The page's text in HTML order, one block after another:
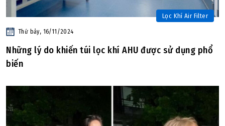
Lọc Khí Air Filter
Thứ bảy, 16/11/2024
Những lý do khiến túi lọc khí AHU được sử dụng phổ
biến